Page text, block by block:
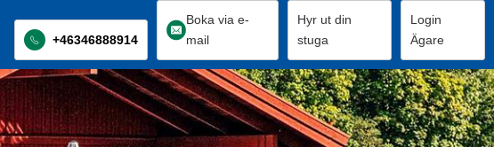
+46346888914
Boka via e-
mail
Hyr ut din
stuga
Login
Ägare